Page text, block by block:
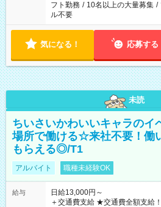
フト勤務 / 10名以上の大量募集 /
ル不要
気になる！ 応募する
未読
ちいさいかわいいキャラのイ
場所で働ける☆来社不要！働
もらえる◎/T1
アルバイト 職種未経験OK
給与
日給13,000円～
＋交通費支給 ★交通費全額支給！ ┗案件により規定あり ★日払